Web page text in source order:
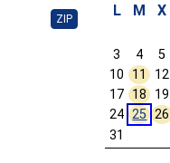
ZIP
L M X
3
4 5
10
11 12
17 18 19
24 25 26
31